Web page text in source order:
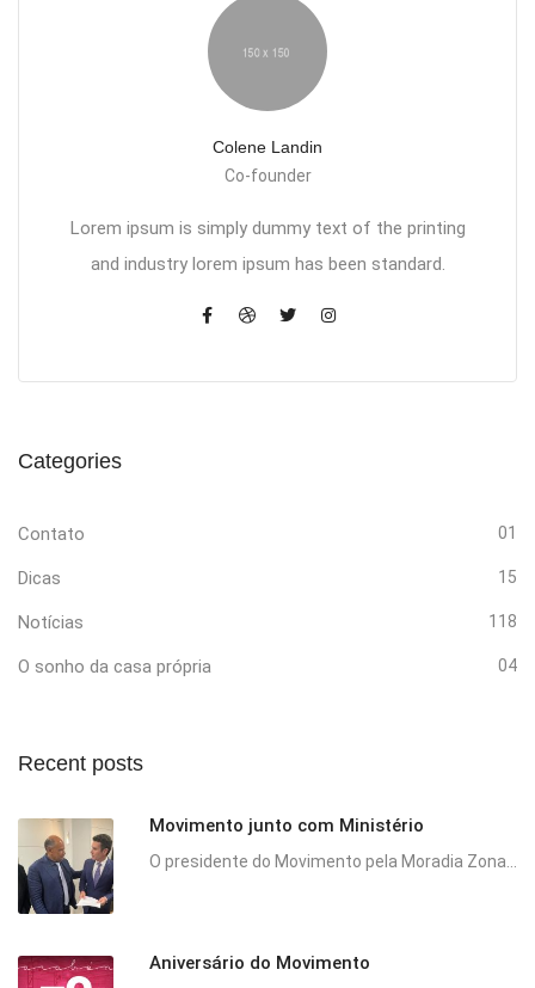
Colene Landin
Co-founder
Lorem ipsum is simply dummy text of the printing
and industry lorem ipsum has been standard.
Categories
Contato 01
Dicas 15
Notícias 118
O sonho da casa própria 04
Recent posts
Movimento junto com Ministério
O presidente do Movimento pela Moradia Zona...
Aniversário do Movimento